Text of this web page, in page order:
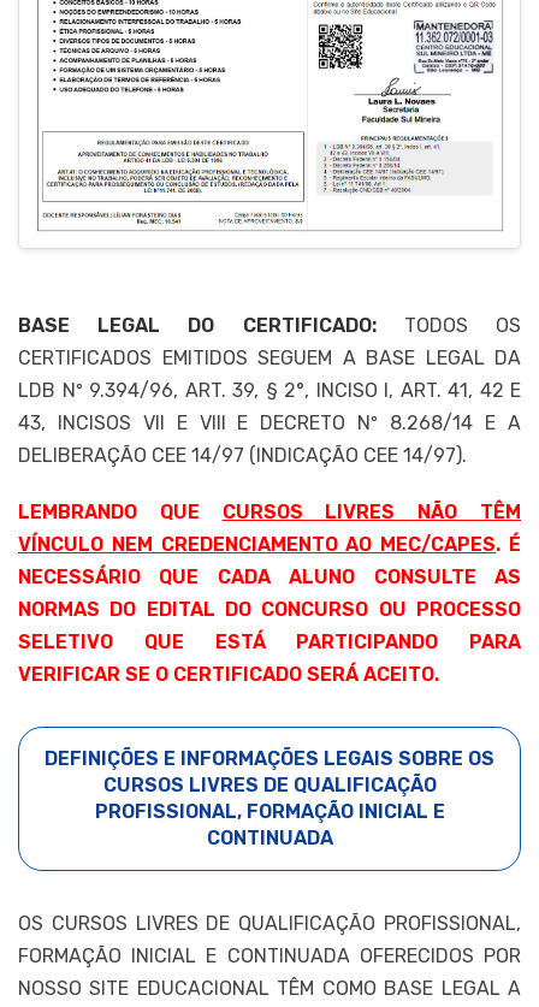
BASE LEGAL DO CERTIFICADO:TODOS OS
CERTIFICADOS EMITIDOS SEGUEM A BASE LEGAL DA
LDB Nº 9.394/96, ART. 39, § 2°, INCISO I, ART. 41, 42 E
43, INCISOS VII E VIII E DECRETO Nº 8.268/14 E A
DELIBERAÇÃO CEE 14/97 (INDICAÇÃO CEE 14/97).
LEMBRANDO QUE CURSOS LIVRES NÃO TÊM
VÍNCULO NEM CREDENCIAMENTO AO MEC/CAPES. É
NECESSÁRIO QUE CADA ALUNO CONSULTE AS
NORMAS DO EDITAL DO CONCURSO OU PROCESSO
SELETIVO QUE ESTÁ PARTICIPANDO PARA
VERIFICAR SE O CERTIFICADO SERÁ ACEITO.
DEFINIÇÕES E INFORMAÇÕES LEGAIS SOBRE OS
CURSOS LIVRES DE QUALIFICAÇÃO
PROFISSIONAL, FORMAÇÃO INICIAL E
CONTINUADA
OS CURSOS LIVRES DE QUALIFICAÇÃO PROFISSIONAL,
FORMAÇÃO INICIAL E CONTINUADA OFERECIDOS POR
NOSSO SITE EDUCACIONAL TÊM COMO BASE LEGAL A